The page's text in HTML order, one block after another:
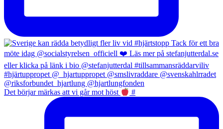
Det börjar märkas att vi går mot höst #